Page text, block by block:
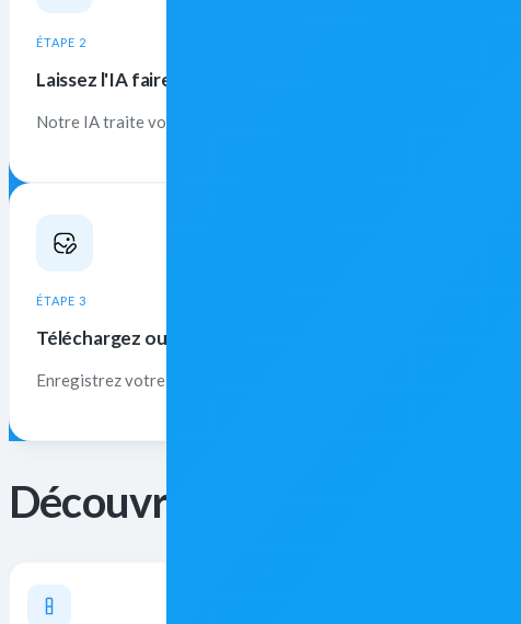
ÉTAPE 2
Laissez l'IA faire le travail
Notre IA traite votre photo en quelques secondes — aucune
ÉTAPE 3
Téléchargez ou continuez l'édition
Enregistrez votre résultat ou ouvrez-le dans l'éditeur Facelab
Découvrez plus d'outils